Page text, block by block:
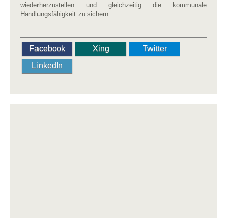
wiederherzustellen und gleichzeitig die kommunale
Handlungsfähigkeit zu sichern.
Facebook Xing
Twitter
LinkedIn